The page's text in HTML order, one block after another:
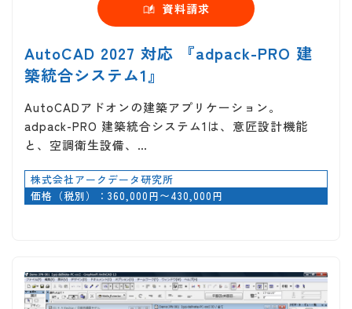
資料請求
AutoCAD 2027 対応 『adpack-PRO 建
築統合システム1』
AutoCADアドオンの建築アプリケーション。
adpack-PRO 建築統合システム1は、意匠設計機能
と、空調衛生設備、…
株式会社アークデータ研究所
価格（税別）：360,000円〜430,000円